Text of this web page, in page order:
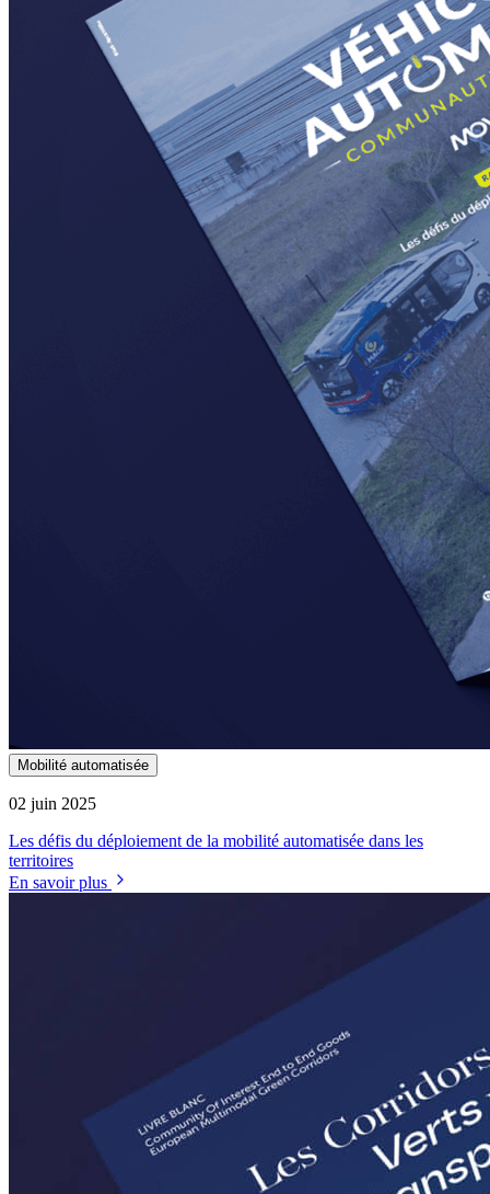
Mobilité automatisée
02 juin 2025
Les défis du déploiement de la mobilité automatisée dans les
territoires
En savoir plus